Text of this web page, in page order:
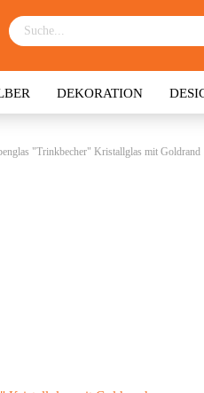
DEKORATION
"Trinkbecher" Kristallglas mit Goldrand